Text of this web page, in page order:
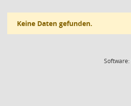
Keine Daten gefunden.
Software: